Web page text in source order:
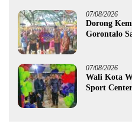
07/08/2026
Dorong
Gorontalo
07/08/2026
Wali Kota
Sport